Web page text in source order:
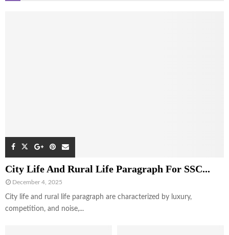
City Life And Rural Life Paragraph For SSC...
December 4, 2025
City life and rural life paragraph are characterized by luxury,
competition, and noise,...